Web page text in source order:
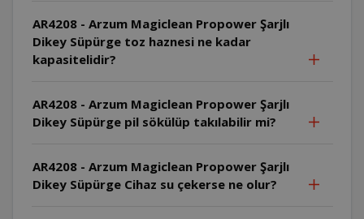
AR4208 - Arzum Magiclean Propower Şarjlı
Dikey Süpürge toz haznesi ne kadar
kapasitelidir?
AR4208 - Arzum Magiclean Propower Şarjlı
Dikey Süpürge pil sökülüp takılabilir mi?
AR4208 - Arzum Magiclean Propower Şarjlı
Dikey Süpürge Cihaz su çekerse ne olur?